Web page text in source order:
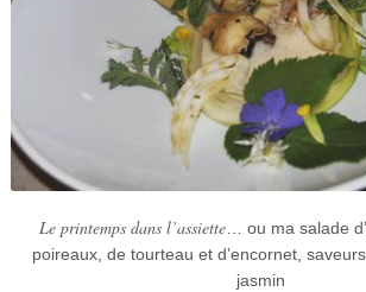
Le printemps dans l’assiette… ou ma salade
poireaux, de tourteau et d’encornet,
jasmin